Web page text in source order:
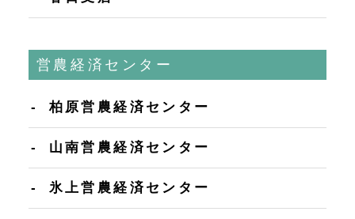
営農経済センター
柏原営農経済センター
山南営農経済センター
氷上営農経済センター